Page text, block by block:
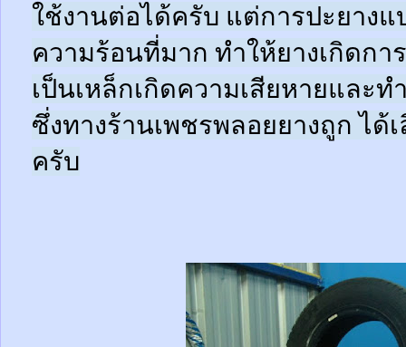
ใช้งานต่อได้ครับ แต่การปะยาง
ความร้อนที่มาก ทำให้ยางเกิดกา
เป็นเหล็กเกิดความเสียหายและท
ซึ่งทางร้านเพชรพลอยยางถูก ได้
ครับ